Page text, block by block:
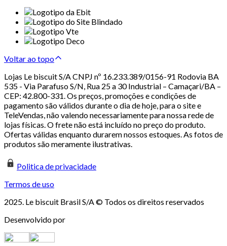
Voltar ao topo
Lojas Le biscuit S/A CNPJ nº 16.233.389/0156-91 Rodovia BA
535 - Via Parafuso S/N, Rua 25 a 30 Industrial – Camaçari/BA –
CEP: 42.800-331. Os preços, promoções e condições de
pagamento são válidos durante o dia de hoje, para o site e
TeleVendas, não valendo necessariamente para nossa rede de
lojas físicas. O frete não está incluído no preço do produto.
Ofertas válidas enquanto durarem nossos estoques. As fotos de
produtos são meramente ilustrativas.
Politica de privacidade
Termos de uso
2025. Le biscuit Brasil S/A © Todos os direitos reservados
Desenvolvido por